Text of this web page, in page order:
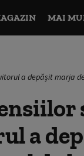
MAI
a depăşit marja
a